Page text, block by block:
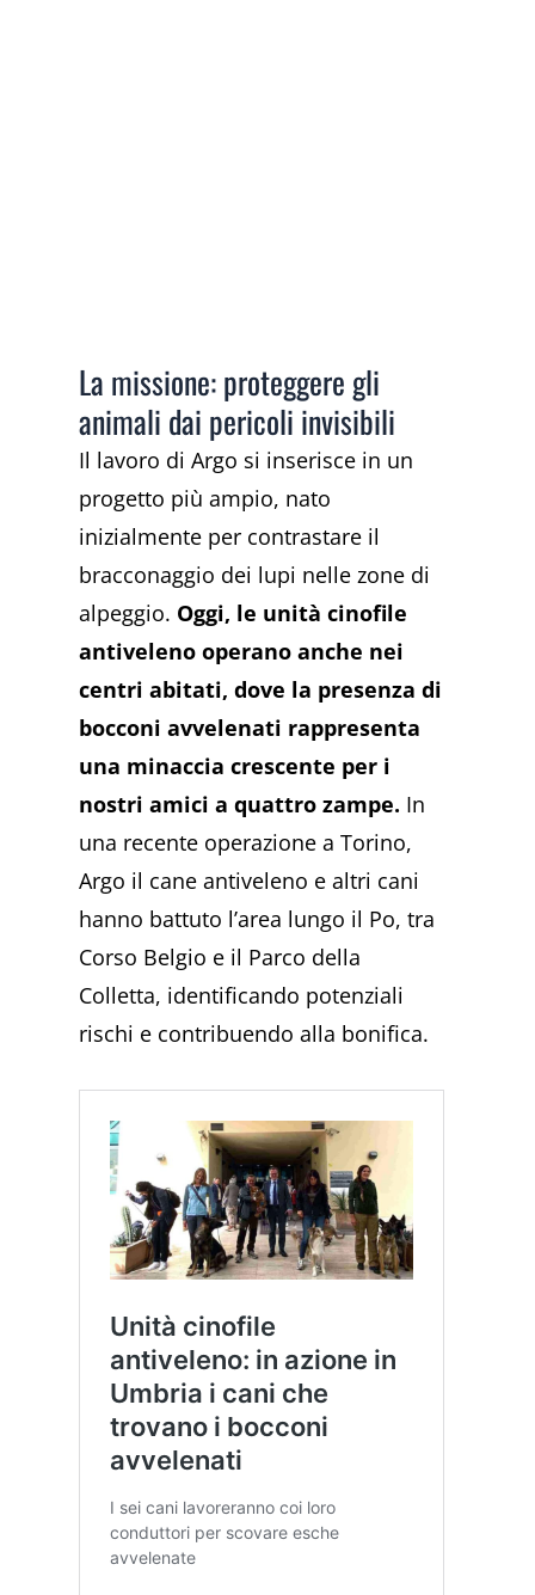
La missione: proteggere gli
animali dai pericoli invisibili
Il lavoro di Argo si inserisce in un
progetto più ampio, nato
inizialmente per contrastare il
bracconaggio dei lupi nelle zone di
alpeggio. Oggi, le unità cinofile
antiveleno operano anche nei
centri abitati, dove la presenza di
bocconi avvelenati rappresenta
una minaccia crescente per i
nostri amici a quattro zampe. In
una recente operazione a Torino,
Argo il cane antiveleno e altri cani
hanno battuto l’area lungo il Po, tra
Corso Belgio e il Parco della
Colletta, identificando potenziali
rischi e contribuendo alla bonifica.